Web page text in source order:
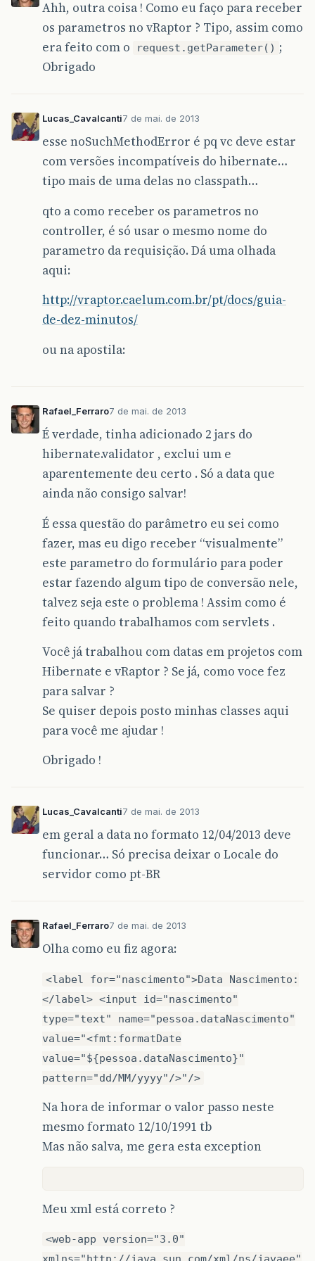
Ahh, outra coisa ! Como eu faço para receber
os parametros no vRaptor ? Tipo, assim como
era feito com o
request.getParameter() ;
Obrigado
Lucas_Cavalcanti7 de mai. de 2013
esse noSuchMethodError é pq vc deve estar
com versões incompatíveis do hibernate…
tipo mais de uma delas no classpath…
qto a como receber os parametros no
controller, é só usar o mesmo nome do
parametro da requisição. Dá uma olhada
aqui:
http://vraptor.caelum.com.br/pt/docs/guia-
de-dez-minutos/
ou na apostila:
Rafael_Ferraro7 de mai. de 2013
É verdade, tinha adicionado 2 jars do
hibernate.validator , exclui um e
aparentemente deu certo . Só a data que
ainda não consigo salvar!
É essa questão do parâmetro eu sei como
fazer, mas eu digo receber “visualmente”
este parametro do formulário para poder
estar fazendo algum tipo de conversão nele,
talvez seja este o problema ! Assim como é
feito quando trabalhamos com servlets .
Você já trabalhou com datas em projetos com
Hibernate e vRaptor ? Se já, como voce fez
para salvar ?
Se quiser depois posto minhas classes aqui
para você me ajudar !
Obrigado !
Lucas_Cavalcanti7 de mai. de 2013
em geral a data no formato 12/04/2013 deve
funcionar… Só precisa deixar o Locale do
servidor como pt-BR
Rafael_Ferraro7 de mai. de 2013
Olha como eu fiz agora:
<label for="nascimento">Data Nascimento:
</label> <input id="nascimento"
type="text" name="pessoa.dataNascimento"
value="<fmt:formatDate
value="${pessoa.dataNascimento}"
pattern="dd/MM/yyyy"/>"/>
Na hora de informar o valor passo neste
mesmo formato 12/10/1991 tb
Mas não salva, me gera esta exception
Meu xml está correto ?
<web-app version="3.0"